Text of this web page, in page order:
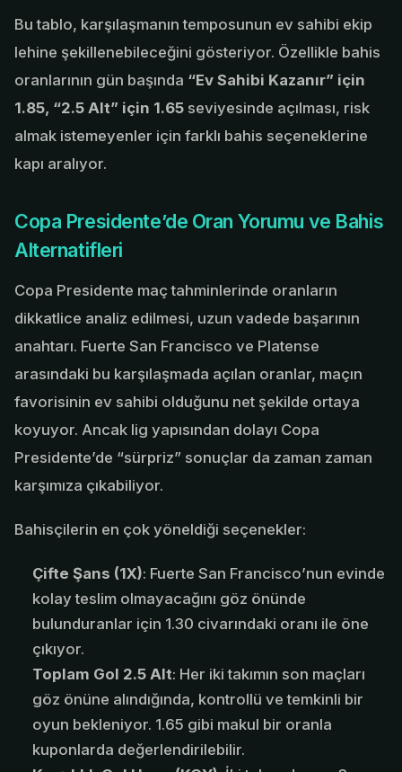
Bu tablo, karşılaşmanın temposunun ev sahibi ekip
lehine şekillenebileceğini gösteriyor. Özellikle bahis
oranlarının gün başında “Ev Sahibi Kazanır” için
1.85, “2.5 Alt” için 1.65 seviyesinde açılması, risk
almak istemeyenler için farklı bahis seçeneklerine
kapı aralıyor.
Copa Presidente’de Oran Yorumu ve Bahis
Alternatifleri
Copa Presidente maç tahminlerinde oranların
dikkatlice analiz edilmesi, uzun vadede başarının
anahtarı. Fuerte San Francisco ve Platense
arasındaki bu karşılaşmada açılan oranlar, maçın
favorisinin ev sahibi olduğunu net şekilde ortaya
koyuyor. Ancak lig yapısından dolayı Copa
Presidente’de “sürpriz” sonuçlar da zaman zaman
karşımıza çıkabiliyor.
Bahisçilerin en çok yöneldiği seçenekler:
Çifte Şans (1X): Fuerte San Francisco’nun evinde
kolay teslim olmayacağını göz önünde
bulunduranlar için 1.30 civarındaki oranı ile öne
çıkıyor.
Toplam Gol 2.5 Alt: Her iki takımın son maçları
göz önüne alındığında, kontrollü ve temkinli bir
oyun bekleniyor. 1.65 gibi makul bir oranla
kuponlarda değerlendirilebilir.